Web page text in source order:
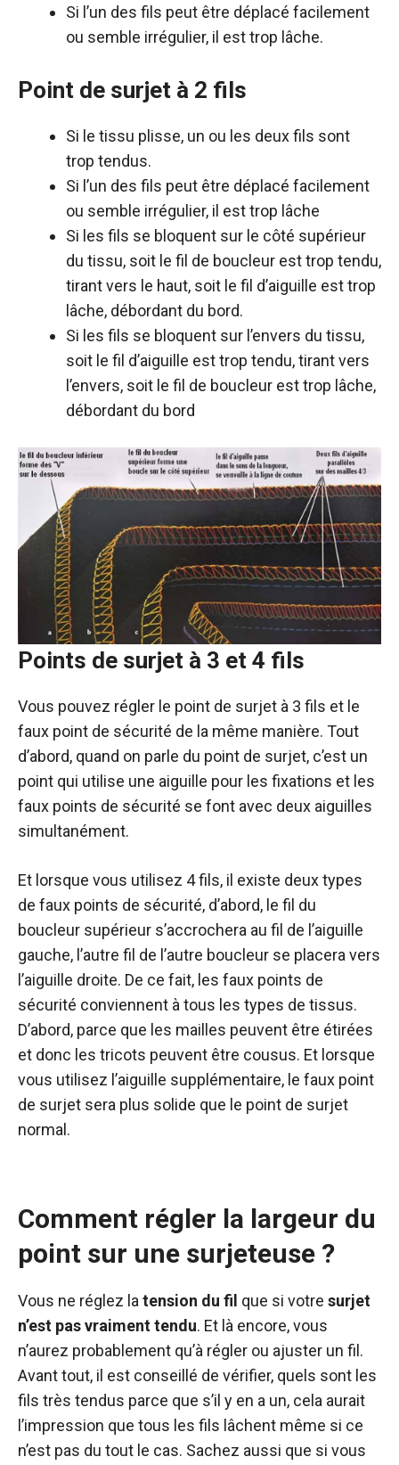
Si l’un des fils peut être déplacé facilement
ou semble irrégulier, il est trop lâche.
Point de surjet à 2 fils
Si le tissu plisse, un ou les deux fils sont
trop tendus.
Si l’un des fils peut être déplacé facilement
ou semble irrégulier, il est trop lâche
Si les fils se bloquent sur le côté supérieur
du tissu, soit le fil de boucleur est trop tendu,
tirant vers le haut, soit le fil d’aiguille est trop
lâche, débordant du bord.
Si les fils se bloquent sur l’envers du tissu,
soit le fil d’aiguille est trop tendu, tirant vers
l’envers, soit le fil de boucleur est trop lâche,
débordant du bord
Points de surjet à 3 et 4 fils
Vous pouvez régler le point de surjet à 3 fils et le
faux point de sécurité de la même manière. Tout
d’abord, quand on parle du point de surjet, c’est un
point qui utilise une aiguille pour les fixations et les
faux points de sécurité se font avec deux aiguilles
simultanément.
Et lorsque vous utilisez 4 fils, il existe deux types
de faux points de sécurité, d’abord, le fil du
boucleur supérieur s’accrochera au fil de l’aiguille
gauche, l’autre fil de l’autre boucleur se placera vers
l’aiguille droite. De ce fait, les faux points de
sécurité conviennent à tous les types de tissus.
D’abord, parce que les mailles peuvent être étirées
et donc les tricots peuvent être cousus. Et lorsque
vous utilisez l’aiguille supplémentaire, le faux point
de surjet sera plus solide que le point de surjet
normal.
Comment régler la largeur du
point sur une surjeteuse ?
Vous ne réglez latension du fil que si votre surjet
n’est pas vraiment tendu. Et là encore, vous
n’aurez probablement qu’à régler ou ajuster un fil.
Avant tout, il est conseillé de vérifier, quels sont les
fils très tendus parce que s’il y en a un, cela aurait
l’impression que tous les fils lâchent même si ce
n’est pas du tout le cas. Sachez aussi que si vous